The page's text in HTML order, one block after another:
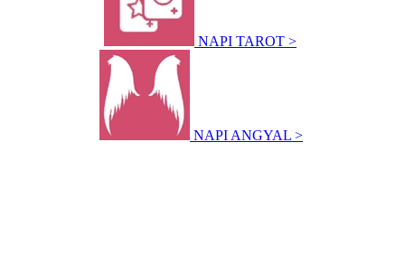
NAPI TAROT >
NAPI ANGYAL >